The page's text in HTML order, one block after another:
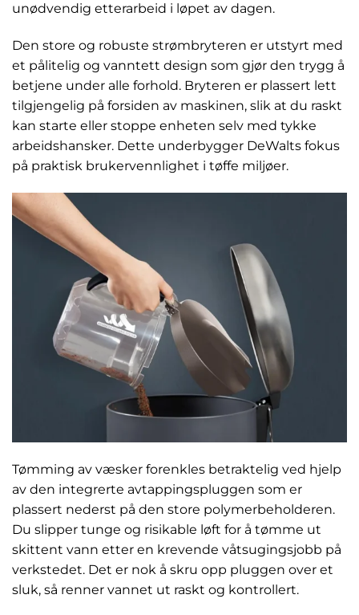
unødvendig etterarbeid i løpet av dagen.
Den store og robuste strømbryteren er utstyrt med
et pålitelig og vanntett design som gjør den trygg å
betjene under alle forhold. Bryteren er plassert lett
tilgjengelig på forsiden av maskinen, slik at du raskt
kan starte eller stoppe enheten selv med tykke
arbeidshansker. Dette underbygger DeWalts fokus
på praktisk brukervennlighet i tøffe miljøer.
Tømming av væsker forenkles betraktelig ved hjelp
av den integrerte avtappingspluggen som er
plassert nederst på den store polymerbeholderen.
Du slipper tunge og risikable løft for å tømme ut
skittent vann etter en krevende våtsugingsjobb på
verkstedet. Det er nok å skru opp pluggen over et
sluk, så renner vannet ut raskt og kontrollert.